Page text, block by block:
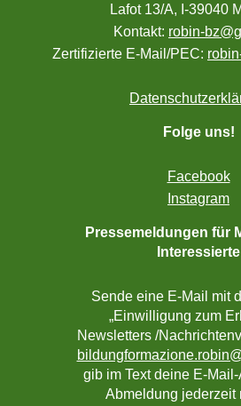
Lafot 13/A, I-39040
Kontakt: robin-
Zertifizierte E-Mail/PEC:
Folge uns!
Facebook
Instagram
Pressemeldungen für
Interessierte
Sende eine E-Mail mit
„Einwilligung zum
Newsletters /
gib im Text deine E-
Abmeldung jederzeit